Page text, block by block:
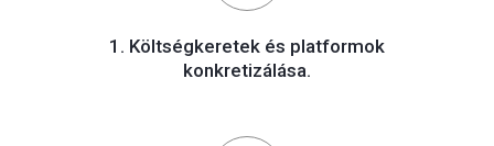
1. Költségkeretek és platformok
konkretizálása.